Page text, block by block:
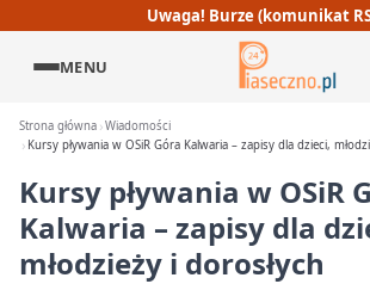
Uwaga! Burze (komunikat
MENU
Strona główna Wiadomości
Kursy pływania w OSiR Góra Kalwaria – zapisy dla dzieci,
Kursy pływania w OSiR
Kalwaria – zapisy dla
młodzieży i dorosłych